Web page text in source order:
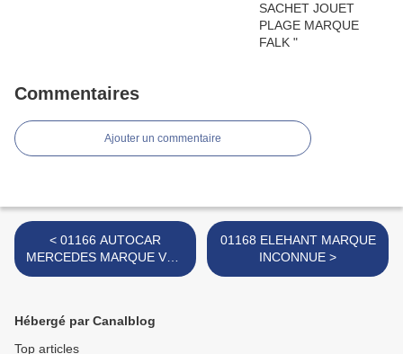
Commentaires
Ajouter un commentaire
< 01166 AUTOCAR
MERCEDES MARQUE VAM
ZARAGOZA
01168 ELEHANT MARQUE
INCONNUE >
Hébergé par Canalblog
Top articles